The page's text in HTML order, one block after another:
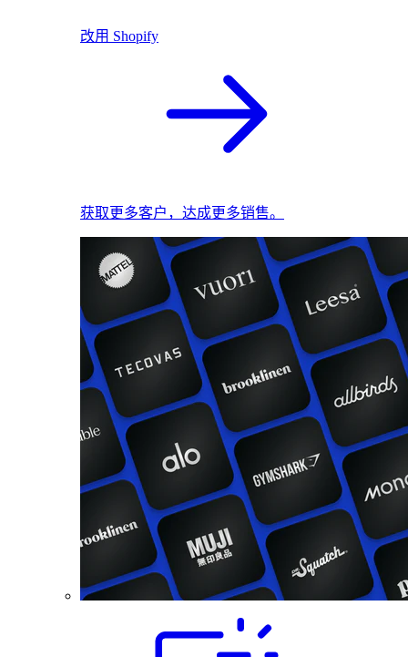
改用 Shopify
获取更多客户，达成更多销售。